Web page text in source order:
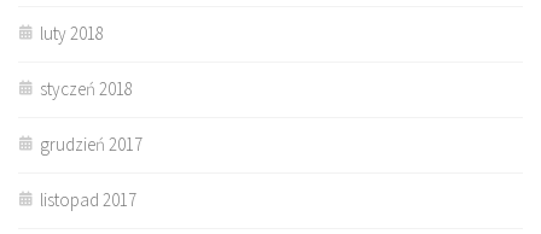
luty 2018
styczeń 2018
grudzień 2017
listopad 2017